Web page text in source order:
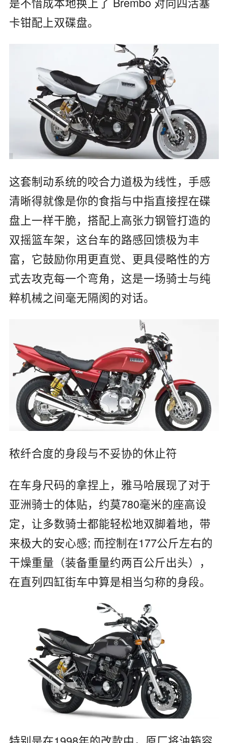
卡钳配上双碟盘。
这套制动系统的咬合力道极为线性，手感
清晰得就像是你的食指与中指直接捏在碟
盘上一样干脆，搭配上高张力钢管打造的
双摇篮车架，这台车的路感回馈极为丰
富，它鼓励你用更直觉、更具侵略性的方
式去攻克每一个弯角，这是一场骑士与纯
粹机械之间毫无隔阂的对话。
秾纤合度的身段与不妥协的休止符
在车身尺码的拿捏上，雅马哈展现了对于
亚洲骑士的体贴，约莫780毫米的座高设
定，让多数骑士都能轻松地双脚着地，带
来极大的安心感; 而控制在177公斤左右的
干燥重量（装备重量约两百公斤出头），
在直列四缸街车中算是相当匀称的身段。